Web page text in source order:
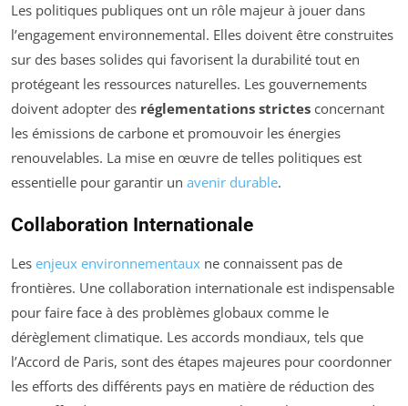
Les politiques publiques ont un rôle majeur à jouer dans
l’engagement environnemental. Elles doivent être construites
sur des bases solides qui favorisent la durabilité tout en
protégeant les ressources naturelles. Les gouvernements
doivent adopter des réglementations strictes concernant
les émissions de carbone et promouvoir les énergies
renouvelables. La mise en œuvre de telles politiques est
essentielle pour garantir un avenir durable.
Collaboration Internationale
Les enjeux environnementaux ne connaissent pas de
frontières. Une collaboration internationale est indispensable
pour faire face à des problèmes globaux comme le
dérèglement climatique. Les accords mondiaux, tels que
l’Accord de Paris, sont des étapes majeures pour coordonner
les efforts des différents pays en matière de réduction des